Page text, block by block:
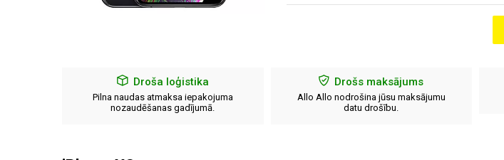
Droša loģistika
Pilna naudas atmaksa iepakojuma
nozaudēšanas gadījumā.
Drošs maksājums
Allo Allo nodrošina jūsu maksājumu
datu drošību.